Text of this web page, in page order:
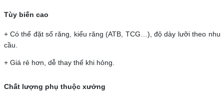
Tùy biến cao
+ Có thể đặt số răng, kiểu răng (ATB, TCG…), độ dày lưỡi theo nhu
cầu.
+ Giá rẻ hơn, dễ thay thế khi hỏng.
Chất lượng phụ thuộc xưởng